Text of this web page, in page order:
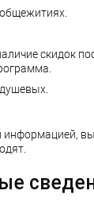
скидок